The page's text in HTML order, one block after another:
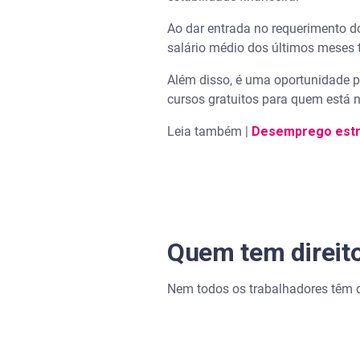
Ao dar entrada no requerimento
salário médio dos últimos meses
Além disso, é uma oportunidade
cursos gratuitos para quem está
Leia também | Desemprego
Quem tem
Nem todos os trabalhadores têm